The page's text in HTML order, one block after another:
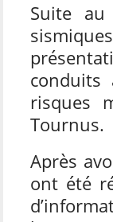
Suite
conduits
risques
Tournus.
Après
ont été